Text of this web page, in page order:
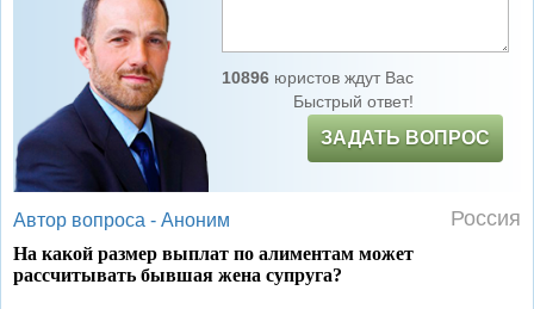
10896юристов ждут Вас
Быстрый ответ!
ЗАДАТЬ ВОПРОС
Автор вопроса - Аноним Россия
На какой размер выплат по алиментам может
рассчитывать бывшая жена супруга?